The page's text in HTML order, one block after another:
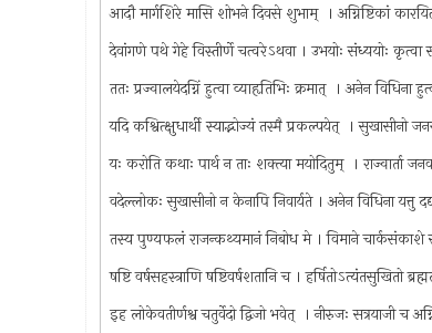
आदौ मार्गशिरे मासि शोभने दिवसे शुभाम् ‍ । अग्निष्टिकां
देवांगणे पथे गेहे विस्तीर्णे चत्वरेऽथवा । उभयोः संध्ययोः
ततः प्रज्वालयेदग्निं हुत्वा व्याहृतिभिः क्रमात् ‍ । अनेन विधिना
यदि कश्वित्क्षुधार्थी स्याद्भोज्यं तस्मै प्रकल्पयेत् ‍ । सुखासीनो
यः करोति कथाः पार्थ न ताः शक्त्या मयोदितुम् ‍ । राज्वार्ता
वदेल्लोकः सुखासीनो न केनापि निवार्यते । अनेन विधिना यत्तु
तस्य पुण्यफलं राजन्कथ्यमानं निबोध मे । विमाने चार्कसंकाशे
षष्टि वर्षसहस्त्राणि षष्टिवर्षशतानि च । हर्षितोऽत्यंतसुखितो
इह लोकेवतीर्णश्व चतुर्वेदो द्विजो भवेत् ‍ । नीरुजः सत्रयाजी च